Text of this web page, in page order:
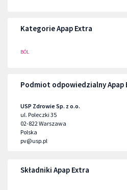
Kategorie Apap Extra
BÓL
Podmiot odpowiedzialny Apap
USP Zdrowie Sp. z o.o.
ul. Poleczki 35
02-822Warszawa
Polska
pv@usp.pl
Składniki Apap Extra